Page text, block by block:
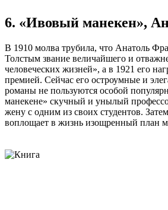
6. «Ивовый манекен»,
В 1910 молва трубила, что Анатоль
Толстым звание величайшего и
человеческих жизней», а в 1921 его
премией. Сейчас его остроумные и
романы не пользуются особой
манекене» скучный и унылый
жену с одним из своих студентов.
воплощает в жизнь изощренный план